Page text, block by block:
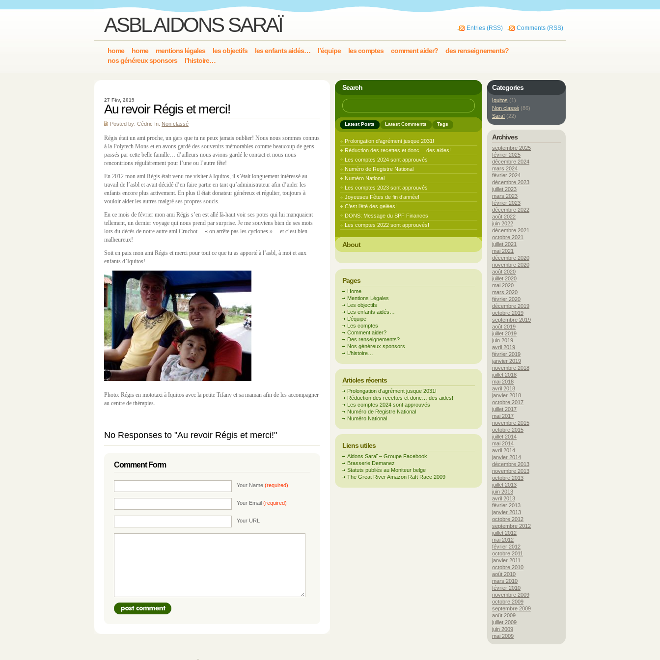
ASBL AIDONS SARAÏ Entries (RSS) Comments (RSS)
home home mentions légales les objectifs les enfants aidés… l’équipe les comptes comment aider?
des renseignements?
nos généreux sponsors
l’histoire…
27 Fév, 2019
Au revoir Régis et merci!
Posted by: Cédric In: Non classé
Régis était un ami proche, un gars que tu ne peux jamais oublier! Nous nous sommes connus
à la Polytech Mons et en avons gardé des souvenirs mémorables comme beaucoup de gens
passés par cette belle famille… d’ailleurs nous avions gardé le contact et nous nous
rencontrions régulièrement pour l’une ou l’autre fête!
En 2012 mon ami Régis était venu me visiter à Iquitos, il s’était longuement intéressé au
travail de l’asbl et avait décidé d’en faire partie en tant qu’administrateur afin d’aider les
enfants encore plus activement. En plus il était donateur généreux et régulier, toujours à
vouloir aider les autres malgré ses propres soucis.
En ce mois de février mon ami Régis s’en est allé là-haut voir ses potes qui lui manquaient
tellement, un dernier voyage qui nous prend par surprise. Je me souviens bien de ses mots
lors du décès de notre autre ami Cruchot… « on arrête pas les cyclones »… et c’est bien
malheureux!
Soit en paix mon ami Régis et merci pour tout ce que tu as apporté à l’asbl, à moi et aux
enfants d’Iquitos!
Photo: Régis en mototaxi à Iquitos avec la petite Tifany et sa maman afin de les accompagner
au centre de thérapies.
No Responses to "Au revoir Régis et merci!"
Comment Form
Your Name (required)
Your Email (required)
Your URL
Categories
Iquitos (1)
Non classé (86)
Saraï (22)
Archives
septembre 2025
février 2025
décembre 2024
mars 2024
février 2024
décembre 2023
juillet 2023
mars 2023
février 2023
décembre 2022
août 2022
juin 2022
décembre 2021
octobre 2021
juillet 2021
mai 2021
décembre 2020
novembre 2020
août 2020
juillet 2020
mai 2020
mars 2020
février 2020
décembre 2019
octobre 2019
septembre 2019
août 2019
juillet 2019
juin 2019
avril 2019
février 2019
janvier 2019
novembre 2018
juillet 2018
mai 2018
avril 2018
janvier 2018
octobre 2017
juillet 2017
mai 2017
novembre 2015
octobre 2015
juillet 2014
mai 2014
avril 2014
janvier 2014
décembre 2013
novembre 2013
octobre 2013
juillet 2013
juin 2013
avril 2013
février 2013
janvier 2013
octobre 2012
septembre 2012
juillet 2012
mai 2012
février 2012
octobre 2011
janvier 2011
octobre 2010
août 2010
mars 2010
février 2010
novembre 2009
octobre 2009
septembre 2009
août 2009
juillet 2009
juin 2009
mai 2009
Search
Latest Posts Latest Comments Tags
Prolongation d’agrément jusque 2031!
Réduction des recettes et donc… des aides!
Les comptes 2024 sont approuvés
Numéro de Registre National
Numéro National
Les comptes 2023 sont approuvés
Joyeuses Fêtes de fin d’année!
C’est l’été des gelées!
DONS: Message du SPF Finances
Les comptes 2022 sont approuvés!
About
Pages
Home
Mentions Légales
Les objectifs
Les enfants aidés…
L’équipe
Les comptes
Comment aider?
Des renseignements?
Nos généreux sponsors
L’histoire…
Articles récents
Prolongation d’agrément jusque 2031!
Réduction des recettes et donc… des aides!
Les comptes 2024 sont approuvés
Numéro de Registre National
Numéro National
Liens utiles
Aidons Saraï – Groupe Facebook
Brasserie Demanez
Statuts publiés au Moniteur belge
The Great River Amazon Raft Race 2009